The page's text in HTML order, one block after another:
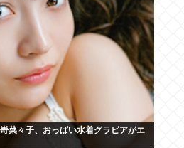
菜々子、おっぱい水着グラビアがエ